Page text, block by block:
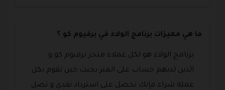
ما هي مميزات برنامج الولاء في برفيوم كو ؟
برنامج الولاء هو لكل عملاء متجر برفيوم كو و
الذين لديهم حساب على المتر بحيث حين تقوم بكل
عملة شراء فإنك تحصل على استرداد نقدي و تصل